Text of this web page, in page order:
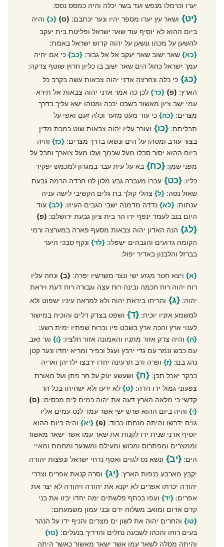
יערו וכרמלו מנפש ועד בשר יכלה והיה כמסס נסס:
{יט} ושאר עץ יערו מספר יהיו ונער יכתבם: (ס) {כ} והיה
ביום ההוא לא יוסיף עוד שאר ישראל ופליטת בית יעקב
להשען על מכהו ונשען על יהוה קדוש ישראל באמת:
{כא} שאר ישוב שאר יעקב אל אל גבור:{כב} כי אם יהיה
עמך ישראל כחול הים שאר ישוב בו כליון חרוץ שוטף צדקה:
{כג} כי כלה ונחרצה אדני יהוה צבאות עשה בקרב כל
הארץ: (פ) {כד} לכן כה אמר אדני יהוה צבאות אל תירא
עמי ישב ציון מאשור בשבט יככה ומטהו ישא עליך בדרך
מצרים:{כה} כי עוד מעט מזער וכלה זעם ואפי על
תבליתם:{כו} ועורר עליו יהוה צבאות שוט כמכת מדין
בצור עורב ומטהו על הים ונשאו בדרך מצרים:{כז} והיה
ביום ההוא יסור סבלו מעל שכמך ועלו מעל צוארך וחבל על
מפני שמן:{כח} בא על עית עבר במגרון למכמש יפקיד
כליו:{כט} עברו מעברה גבע מלון לנו חרדה הרמה גבעת
שאול נסה:{ל} צהלי קולך בת גלים הקשיבי לישה עניה
ענתות:{לא} נדדה מדמנה ישבי הגבים העיזו:{לב} עוד
היום בנב לעמד ינפף ידו הר בית ציון גבעת ירושלם: (פ)
{לג} הנה האדון יהוה צבאות מסעף פארה במערצה ורמי
הקומה גדועים והגבהים ישפלו:{לד} ונקף סבכי היער
בברזל והלבנון באדיר יפול:
{א} ויצא חטר מגזע ישי ונצר משרשיו יפרה:{ב} ונחה עליו
רוח יהוה רוח חכמה ובינה רוח עצה וגבורה רוח דעת ויראת
יהוה:{ג} והריחו ביראת יהוה ולא למראה עיניו ישפוט ולא
למשמע אזניו יוכיח:{ד} ושפט בצדק דלים והוכיח במישור
לענוי ארץ והכה ארץ בשבט פיו וברוח שפתיו ימית רשע:
{ה} והיה צדק אזור מתניו והאמונה אזור חלציו:{ו} וגר זאב
עם כבש ונמר עם גדי ירבץ ועגל וכפיר ומריא יחדו ונער קטן
נהג בם:{ז} ופרה ודב תרעינה יחדו ירבצו ילדיהן ואריה
כבקר יאכל תבן:{ח} ושעשע יונק על חר פתן ועל מאורת
צפעוני גמול ידו הדה:{ט} לא ירעו ולא ישחיתו בכל הר
קדשי כי מלאה הארץ דעה את יהוה כמים לים מכסים: (ס)
{י} והיה ביום ההוא שרש ישי אשר עמד לנס עמים אליו
גוים ידרשו והיתה מנחתו כבוד: (פ) {יא} והיה ביום ההוא
יוסיף אדני שנית ידו לקנות את שאר עמו אשר ישאר מאשור
וממצרים ומפתרוס ומכוש ומעילם ומשנער ומחמת ומאיי
הים:{יב} ונשא נס לגוים ואסף נדחי ישראל ונפצות יהודה
יקבץ מארבע כנפות הארץ:{יג} וסרה קנאת אפרים וצררי
יהודה יכרתו אפרים לא יקנא את יהודה ויהודה לא יצר את
אפרים:{יד} ועפו בכתף פלשתים ימה יחדו יבזו את בני
קדם אדום ומואב משלוח ידם ובני עמון משמעתם:
{טו} והחרים יהוה את לשון ים מצרים והניף ידו על הנהר
בעים רוחו והכהו לשבעה נחלים והדריך בנעלים:{טז}
והיתה מסלה לשאר עמו אשר ישאר מאשור כאשר היתה